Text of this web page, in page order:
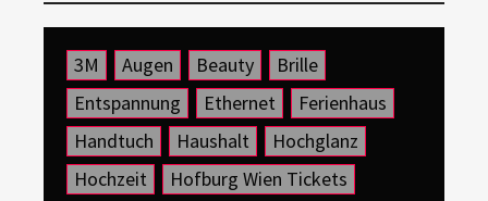
3M Augen Beauty
Brille
Entspannung
Ethernet
Ferienhaus
Handtuch
Haushalt
Hochglanz
Hochzeit
Hofburg Wien Tickets